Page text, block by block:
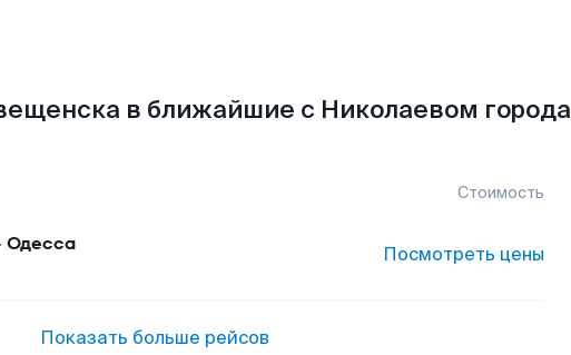
в ближайшие с Николаевом города
Стоимость
Одесса Посмотреть цены
Показать больше рейсов